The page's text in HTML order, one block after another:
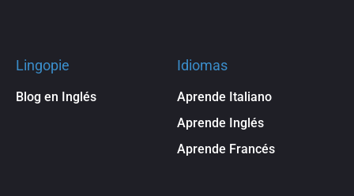
Lingopie
Blog en Inglés
Idiomas
Aprende Italiano
Aprende Inglés
Aprende Francés